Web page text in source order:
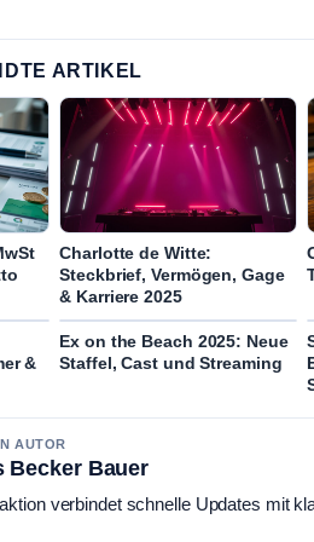
ARTIKEL
Charlotte de Witte:
Steckbrief, Vermögen, Gage
& Karriere 2025
&
Ex on the Beach 2025: Neue
Staffel, Cast und Streaming
AUTOR
Becker Bauer
verbindet schnelle Updates mit